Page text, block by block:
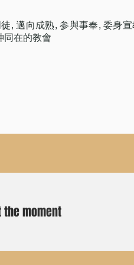
, 邁向成熟, 参與事奉, 委身
同在的教會
the moment